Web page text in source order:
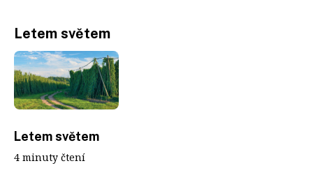
Letem světem
Letem světem
4 minuty čtení